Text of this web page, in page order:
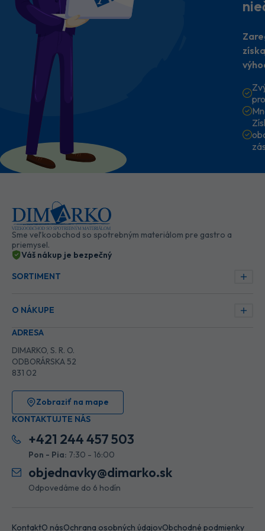
Sme veľkoobchod so spotrebným materiálom pre gastro a
priemysel.
Váš nákup je bezpečný
SORTIMENT
O NÁKUPE
ADRESA
DIMARKO, S. R. O.
ODBORÁRSKA 52
831 02
Zobraziť na mape
KONTAKTUJTE NÁS
+421 244 457 503
Pon - Pia: 7:30 - 16:00
objednavky@dimarko.sk
Odpovedáme do 6 hodín
KontaktO násOchrana osobných údajovObchodné podmienky